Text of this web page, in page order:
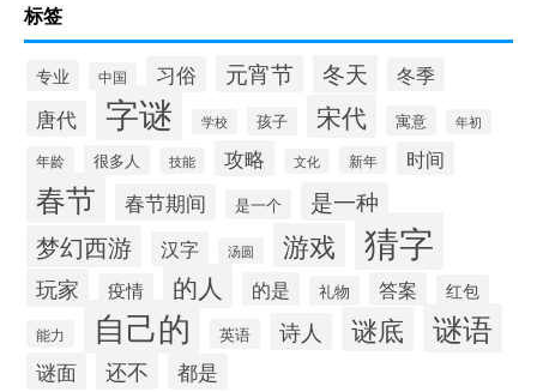
标签
专业 中国 习俗 元宵节 冬天 冬季
唐代 字谜 学校 孩子 宋代 寓意 年初
年龄 很多人 技能 攻略 文化 新年 时间
春节 春节期间 是一个 是一种
梦幻西游 汉字 汤圆 游戏 猜字
玩家 疫情 的人 的是 礼物 答案 红包
能力 自己的 英语 诗人 谜底 谜语
谜面 还不 都是